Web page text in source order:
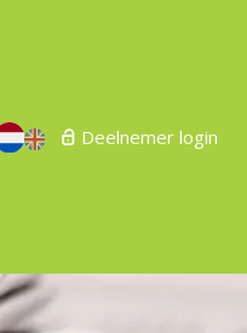
Deelnemer login